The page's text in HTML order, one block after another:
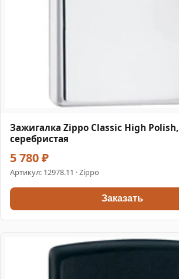
Зажигалка Zippo Classic High Polish,
серебристая
5 780 ₽
Артикул: 12978.11 · Zippo
Заказать